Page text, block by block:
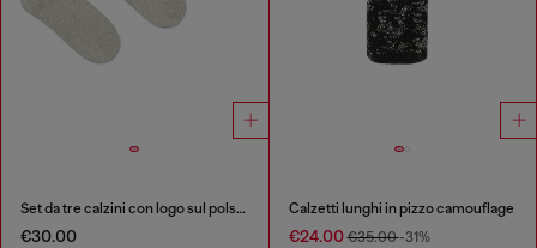
Set da tre calzini con logo sul polsino
€30.00
Calzetti lunghi in pizzo camouflage
€24.00€35.00-31%